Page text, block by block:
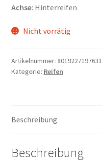
Achse: Hinterreifen
Nicht vorrätig
Artikelnummer: 8019227197631
Kategorie: Reifen
Beschreibung
Beschreibung